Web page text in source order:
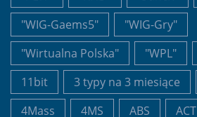
"WIG-Gaems5"
"WIG-Gry"
"Wirtualna Polska"
"WPL"
11bit
3 typy na 3 miesiące
4Mass
4MS ABS ACT